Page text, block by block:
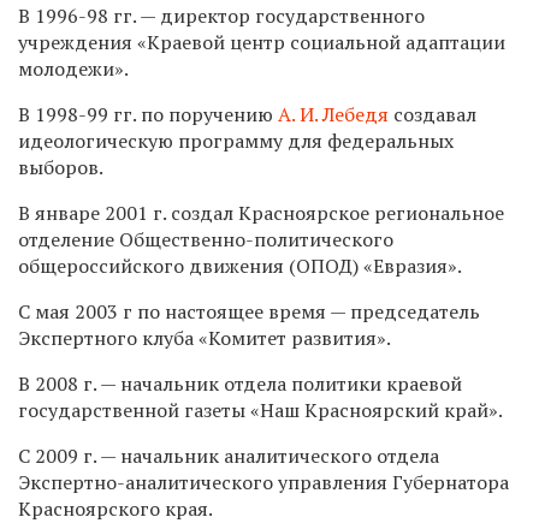
В 1996-98 гг. — директор государственного
учреждения «Краевой центр социальной адаптации
молодежи».
В 1998-99 гг. по поручению А. И. Лебедя создавал
идеологическую программу для федеральных
выборов.
В январе 2001 г. создал Красноярское региональное
отделение Общественно-политического
общероссийского движения (ОПОД) «Евразия».
С мая 2003 г по настоящее время — председатель
Экспертного клуба «Комитет развития».
В 2008 г. — начальник отдела политики краевой
государственной газеты «Наш Красноярский край».
С 2009 г. — начальник аналитического отдела
Экспертно-аналитического управления Губернатора
Красноярского края.